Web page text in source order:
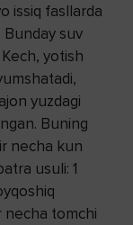
issiq fasllarda
Bunday suv
yotish
yuzdagi
Buning
necha kun
usuli: 1
necha tomchi